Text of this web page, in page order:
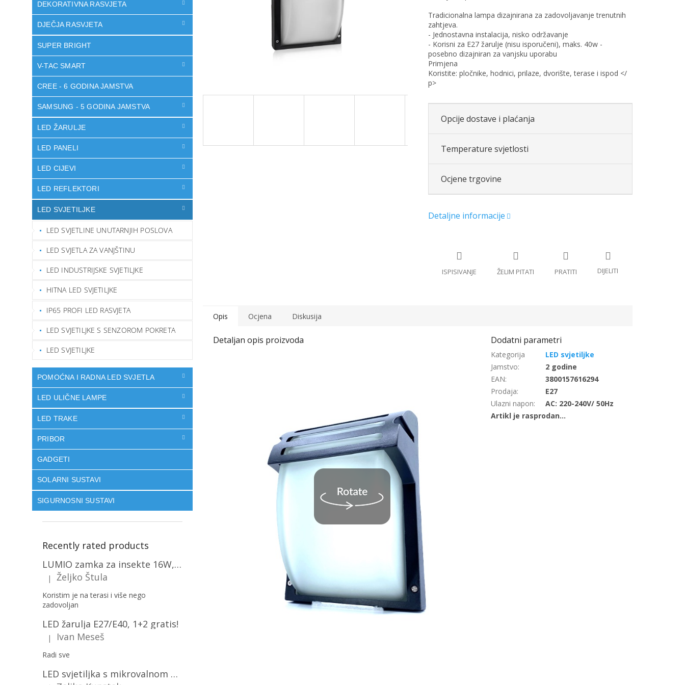
DEKORATIVNA RASVJETA
DJEČJA RASVJETA
SUPER BRIGHT
V-TAC SMART
CREE - 6 GODINA JAMSTVA
SAMSUNG - 5 GODINA JAMSTVA
LED ŽARULJE
LED PANELI
LED CIJEVI
LED REFLEKTORI
LED SVJETILJKE
LED SVJETLINE UNUTARNJIH POSLOVA
LED SVJETLA ZA VANJŠTINU
LED INDUSTRIJSKE SVJETILJKE
HITNA LED SVJETILJKE
IP65 PROFI LED RASVJETA
LED SVJETILJKE S SENZOROM POKRETA
LED SVJETILJKE
POMOĆNA I RADNA LED SVJETLA
LED ULIČNE LAMPE
LED TRAKE
PRIBOR
GADGETI
SOLARNI SUSTAVI
SIGURNOSNI SUSTAVI
Recently rated products
LUMIO zamka za insekte 16W, 1+1 gratis! [MKE004]
The product rating is 5 out of 5 stars.
| Željko Štula
Koristim je na terasi i više nego
zadovoljan
LED žarulja E27/E40, 1+2 gratis!
The product rating is 5 out of 5 stars.
| Ivan Meseš
Radi sve
LED svjetiljka s mikrovalnom pećnicom i svjetlosnim senzorom 36W, 3820lm, okrugla, bijeli okvir/2-PACK!
Tradicionalna lampa dizajnirana za zadovoljavanje trenutnih
zahtjeva.
- Jednostavna instalacija, nisko održavanje
- Korisni za E27 žarulje (nisu isporučeni), maks. 40w -
posebno dizajniran za vanjsku uporabu
Primjena
Koristite: pločnike, hodnici, prilaze, dvorište, terase i ispod </
p>
Opcije dostave i plaćanja
Temperature svjetlosti
Ocjene trgovine
Opis Ocjena Diskusija
LED svjetiljke
Jamstvo:
2 godine
EAN:
3800157616294
Prodaja:
E27
Ulazni napon: AC: 220-240V/ 50Hz